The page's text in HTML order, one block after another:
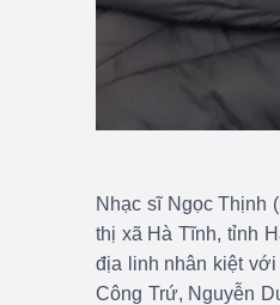
Nhạc sĩ Ngọc Thịnh
thị xã Hà Tĩnh, tỉnh
địa linh nhân kiệt
Công Trứ, Nguyễn